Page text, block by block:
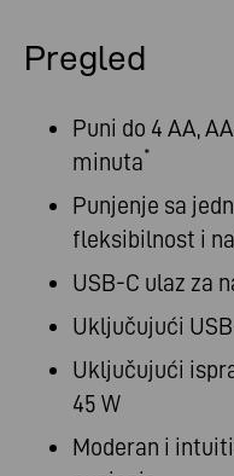
Pregled
Puni do 4 AA,
minuta*
Punjenje sa
fleksibilnost i
USB-C ulaz za
Uključujući
Uključujući
45 W
Moderan i